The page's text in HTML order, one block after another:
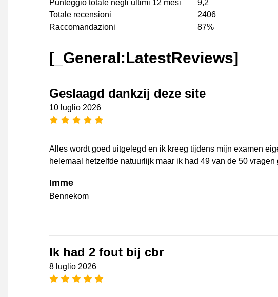
Punteggio totale negli ultimi 12 mesi
9,2
Totale recensioni
2406
Raccomandazioni
87%
[_General:LatestReviews]
Geslaagd dankzij deze site
10 luglio 2026
[_General:NumberOfStarsPluralFormat]
Alles wordt goed uitgelegd en ik kreeg tijdens mijn examen
helemaal hetzelfde natuurlijk maar ik had 49 van de 50 vragen
Imme
Bennekom
Ik had 2 fout bij cbr
8 luglio 2026
[_General:NumberOfStarsPluralFormat]